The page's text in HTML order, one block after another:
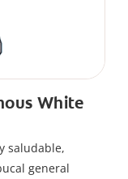
White
saludable,
general